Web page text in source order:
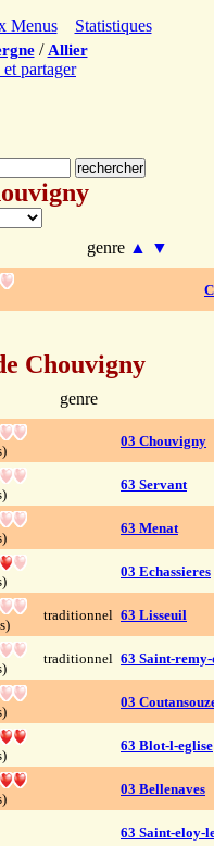
Menus
Statistiques
/ Allier
genre ▲ ▼
Chouvigny
genre
03 Chouvigny
63 Servant
63 Menat
03 Echassieres
traditionnel 63 Lisseuil
traditionnel 63 Saint-
03
63 Blot-l-eglise
03 Bellenaves
63 Saint-eloy-